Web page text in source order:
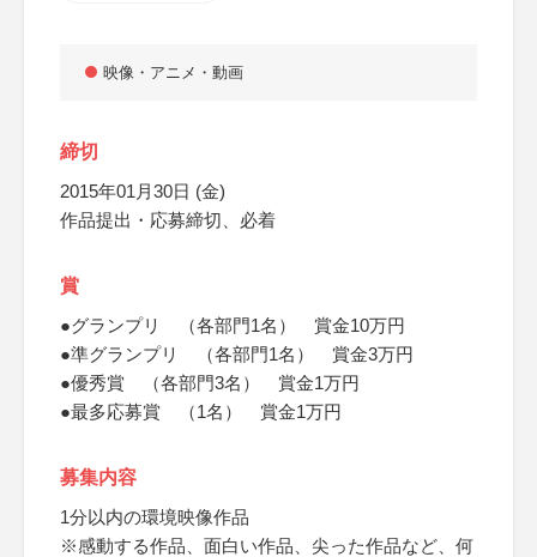
映像・アニメ・動画
締切
2015年01月30日 (金)
作品提出・応募締切、必着
賞
●グランプリ （各部門1名） 賞金10万円
●準グランプリ （各部門1名） 賞金3万円
●優秀賞 （各部門3名） 賞金1万円
●最多応募賞 （1名） 賞金1万円
募集内容
1分以内の環境映像作品
※感動する作品、面白い作品、尖った作品など、何